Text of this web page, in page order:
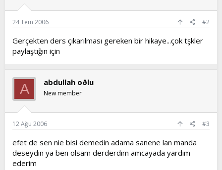
24 Tem 2006 #2
Gerçekten ders çıkarılması gereken bir hikaye...çok tşkler
paylaştığın için
A abdullah oðlu
New member
12 Ağu 2006 #3
efet de sen nie bisi demedin adama sanene lan manda
deseydin ya ben olsam derderdim amcayada yardım
ederim